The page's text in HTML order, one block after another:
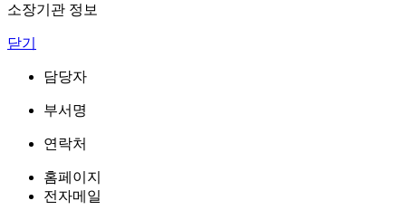
소장기관 정보
닫기
담당자
부서명
연락처
홈페이지
전자메일